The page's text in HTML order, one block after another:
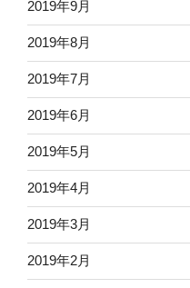
2019年9月
2019年8月
2019年7月
2019年6月
2019年5月
2019年4月
2019年3月
2019年2月